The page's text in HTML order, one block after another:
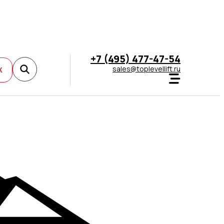
+7 (495) 477-47-54
sales@toplevellift.ru